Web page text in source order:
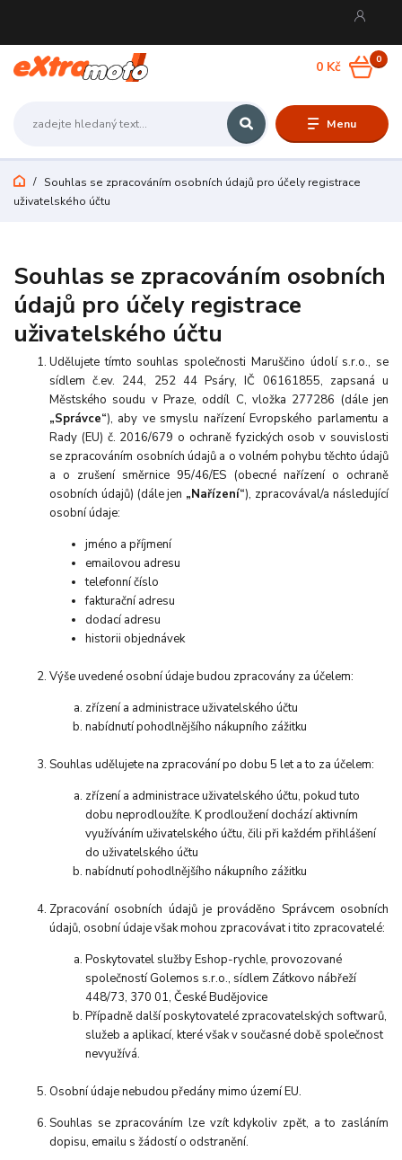
Menu
0
0 Kč
Souhlas se zpracováním osobních údajů pro účely registrace
uživatelského účtu
Souhlas se zpracováním osobních
údajů pro účely registrace
uživatelského účtu
Udělujete tímto souhlas společnosti Maruščino údolí s.r.o., se
sídlem č.ev. 244, 252 44 Psáry, IČ 06161855, zapsaná u
Městského soudu v Praze, oddíl C, vložka 277286 (dále jen
„Správce“), aby ve smyslu nařízení Evropského parlamentu a
Rady (EU) č. 2016/679 o ochraně fyzických osob v souvislosti
se zpracováním osobních údajů a o volném pohybu těchto údajů
a o zrušení směrnice 95/46/ES (obecné nařízení o ochraně
osobních údajů) (dále jen „Nařízení“), zpracovával/a následující
osobní údaje:
jméno a příjmení
emailovou adresu
telefonní číslo
fakturační adresu
dodací adresu
historii objednávek
Výše uvedené osobní údaje budou zpracovány za účelem:
zřízení a administrace uživatelského účtu
nabídnutí pohodlnějšího nákupního zážitku
Souhlas udělujete na zpracování po dobu 5 let a to za účelem:
zřízení a administrace uživatelského účtu, pokud tuto
dobu neprodloužíte. K prodloužení dochází aktivním
využíváním uživatelského účtu, čili při každém přihlášení
do uživatelského účtu
nabídnutí pohodlnějšího nákupního zážitku
Zpracování osobních údajů je prováděno Správcem osobních
údajů, osobní údaje však mohou zpracovávat i tito zpracovatelé:
Poskytovatel služby Eshop-rychle, provozované
společností Golemos s.r.o., sídlem Zátkovo nábřeží
448/73, 370 01, České Budějovice
Případně další poskytovatelé zpracovatelských softwarů,
služeb a aplikací, které však v současné době společnost
nevyužívá.
Osobní údaje nebudou předány mimo území EU.
Souhlas se zpracováním lze vzít kdykoliv zpět, a to zasláním
dopisu, emailu s žádostí o odstranění.